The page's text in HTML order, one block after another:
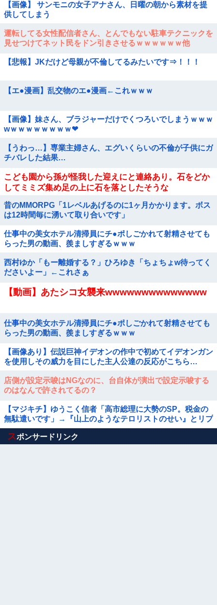
【画像】 サンモニの女子アナさん、日曜の朝から素材を提
供してしまう
運転してる女性配信者さん、とんでもない駐車テクニックを
見せつけてネット民をドン引きさせるｗｗｗｗｗｗ他
【悲報】JKだけど母親が不倫してるみたいです⇒！！！
【エ●漫画】乱交物のエ●漫画←これｗｗｗ
【画像】妹さん、ブラジャーだけでくつろいでしまうｗｗｗ
wｗｗｗｗｗｗｗｗ❤
【うわっ…】専業主婦さん、エグいくらいの不倫が子供にガ
チバレした結果…
こども園から孫が怪我した迎えにと連絡あり。石をどか
してミミズ集め足の上に石を落としたそうな
昔のMMORPG「1レベルあげるのに1ヶ月かかります。ボス
は12時間毎に湧いて取り合いです」
仕事中の美女ホテル清掃員にチ●ポしごかれて射精させても
らった男の動画、羨ましすぎるｗｗｗ
西村ゆか「もー離婚する？」ひろゆき「ちょちょw待ってく
ださいよー」←これさぁ
【動画】あたシコ女襲来wwwwwwwwwwwwww
仕事中の美女ホテル清掃員にチ●ポしごかれて射精させても
らった男の動画、羨ましすぎるｗｗｗ
【画像あり】伝説巨神イデオンの作中で初めてイデオンガン
を使用しその威力を目にした主人公達の反応がこちら…
店側が設定示唆はNGなのに、台自体が演出で設定示唆する
のはなんで許されてるの？
【マジキチ】ゆうこく信者「高市総理に大勢のSP。税金の
無駄遣いです」→『山上のようなテロリストのせい』とリプ
され「山上君が犯人だとまだ思っておら...
Powered by livedoor 相互RSS
スポンサードリンク